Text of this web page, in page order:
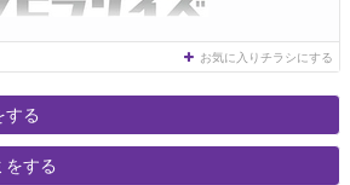
お気に入りチラシにする
する
をする